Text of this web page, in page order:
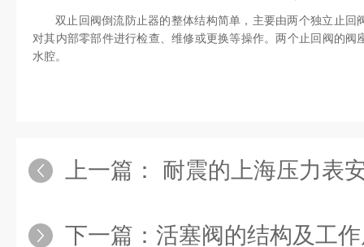
双止回阀倒流防止器的整体结构简单，主要由两个独立止回
对其内部零部件进行检查、维修或更换等操作。两个止回阀的
水腔。
上一篇： 耐震的上海压力表
下一篇： 活塞阀的结构及工